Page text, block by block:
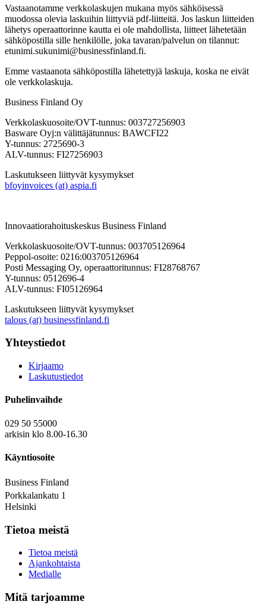
Vastaanotamme verkkolaskujen mukana myös sähköisessä
muodossa olevia laskuihin liittyviä pdf-liitteitä. Jos laskun liitteiden
lähetys operaattorinne kautta ei ole mahdollista, liitteet lähetetään
sähköpostilla sille henkilölle, joka tavaran/palvelun on tilannut:
etunimi.sukunimi@businessfinland.fi.
Emme vastaanota sähköpostilla lähetettyjä laskuja, koska ne eivät
ole verkkolaskuja.
Business Finland Oy
Verkkolaskuosoite/OVT-tunnus: 003727256903
Basware Oyj:n välittäjätunnus: BAWCFI22
Y-tunnus: 2725690-3
ALV-tunnus: FI27256903
Laskutukseen liittyvät kysymykset
bfoyinvoices (at) aspia.fi
Innovaatiorahoituskeskus Business Finland
Verkkolaskuosoite/OVT-tunnus: 003705126964
Peppol-osoite: 0216:003705126964
Posti Messaging Oy, operaattoritunnus: FI28768767
Y-tunnus: 0512696-4
ALV-tunnus: FI05126964
Laskutukseen liittyvät kysymykset
talous (at) businessfinland.fi
Yhteystiedot
Kirjaamo
Laskutustiedot
Puhelinvaihde
029 50 55000
arkisin klo 8.00-16.30
Käyntiosoite
Business Finland
Porkkalankatu 1
Helsinki
Tietoa meistä
Tietoa meistä
Ajankohtaista
Medialle
Mitä tarjoamme